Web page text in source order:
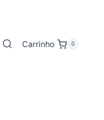
Carrinho 0